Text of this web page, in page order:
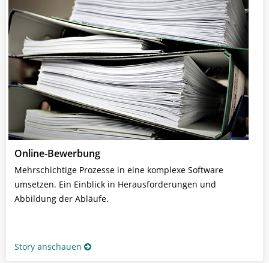
Online-Bewerbung
Mehrschichtige Prozesse in eine komplexe Software
umsetzen. Ein Einblick in Herausforderungen und
Abbildung der Abläufe.
Story anschauen